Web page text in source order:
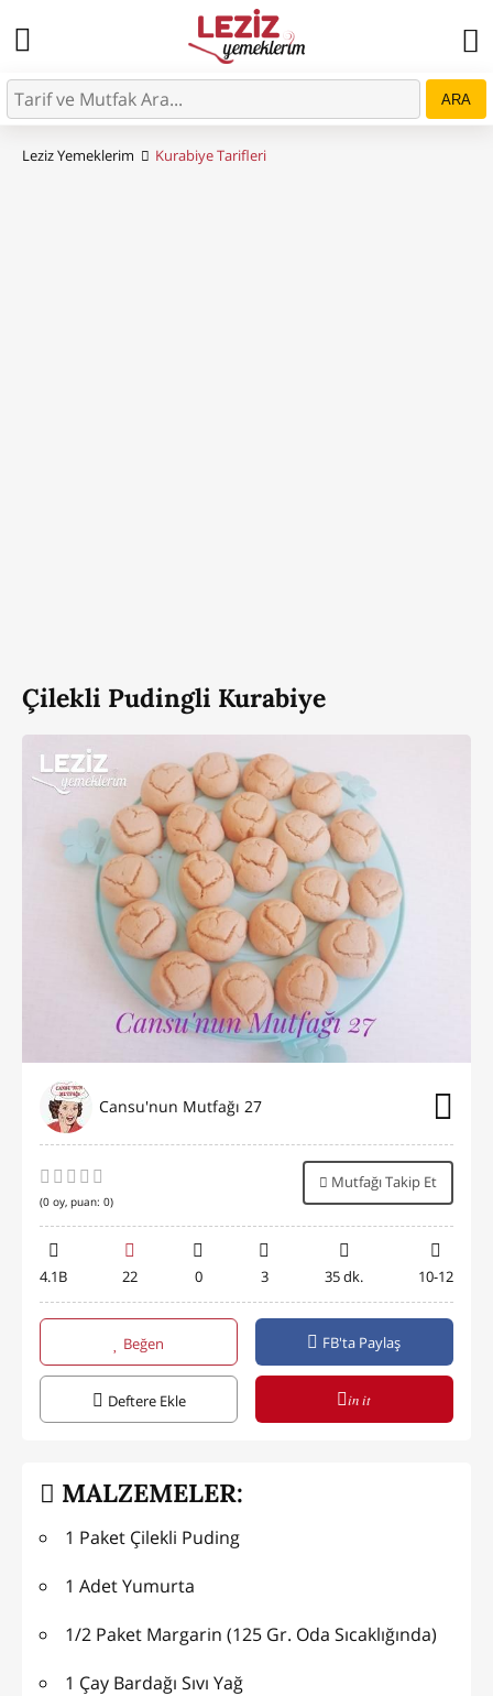
ARA
Leziz Yemeklerim Kurabiye Tarifleri
Çilekli Pudingli Kurabiye
Cansu'nun Mutfağı 27
(0 oy, puan: 0)
Mutfağı Takip Et
4.1B 22 0 3 35 dk. 10-12
Beğen FB'ta Paylaş
Deftere Ekle in it
MALZEMELER:
1 Paket Çilekli Puding
1 Adet Yumurta
1/2 Paket Margarin (125 Gr. Oda Sıcaklığında)
1 Çay Bardağı Sıvı Yağ